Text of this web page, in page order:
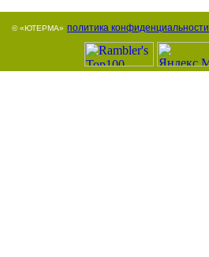
© «ЮТЕРМА» политика конфиденциальности